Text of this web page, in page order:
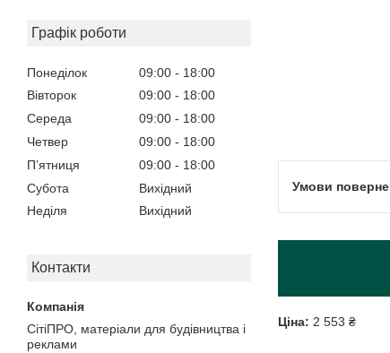
Графік роботи
Понеділок 09:00
18:00
Вівторок
09:00
18:00
Середа
09:00
18:00
Четвер
09:00
18:00
Пʼятниця
09:00
18:00
Субота
Вихідний
Неділя
Вихідний
Контакти
СітіПРО, матеріали для будівництва і
реклами
Ціна: 2 553 ₴